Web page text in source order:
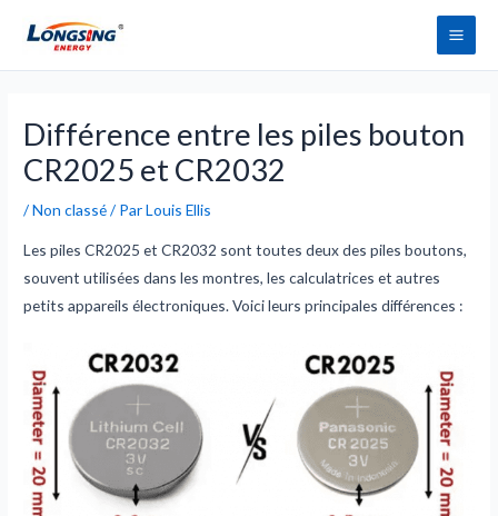
contenu
Différence entre les piles bouton
CR2025 et CR2032
/Non classé/ ParLouis Ellis
Les piles CR2025 et CR2032 sont toutes deux des piles boutons,
souvent utilisées dans les montres, les calculatrices et autres
petits appareils électroniques. Voici leurs principales différences :
articles